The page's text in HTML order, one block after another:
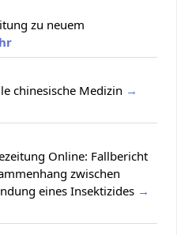
zu neuem
chinesische Medizin →
Online: Fallbericht
zwischen
eines Insektizides →